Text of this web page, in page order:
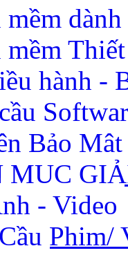
mềm
mềm
hành -
Bảo Mật
MỤC
- Video
Phim/